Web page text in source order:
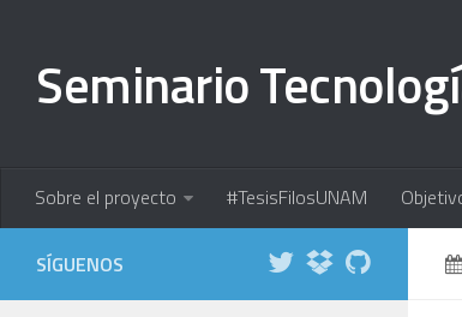
Seminario
Sobre el proyecto #TesisFilosUNAM